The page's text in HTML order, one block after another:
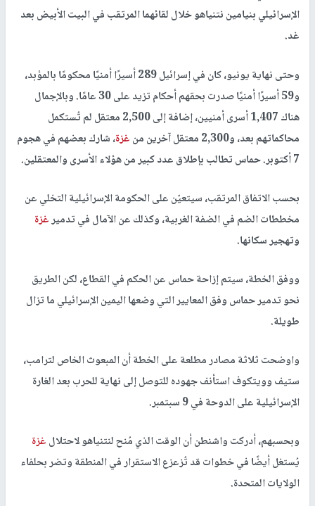
الإسرائيلي بنيامين نتنياهو خلال لقائهما المرتقب في البيت الأبيض بعد
غد.
وحتى نهاية يونيو، كان في إسرائيل 289 أسيرًا أمنيًا محكومًا بالمؤبد،
و59 أسيرًا أمنيًا صدرت بحقهم أحكام تزيد على 30 عامًا. وبالإجمال
هناك 1,407 أسرى أمنيين، إضافة إلى 2,500 معتقل لم تُستكمل
محاكماتهم بعد، و2,300 معتقل آخرين من
غزة، شارك بعضهم في هجوم
7 أكتوبر. حماس تطالب بإطلاق عدد كبير من هؤلاء الأسرى والمعتقلين.
بحسب الاتفاق المرتقب، سيتعيّن على الحكومة الإسرائيلية التخلي عن
مخططات الضم في الضفة الغربية، وكذلك عن الآمال في تدميرغزة
وتهجير سكانها.
ووفق الخطة، سيتم إزاحة حماس عن الحكم في القطاع، لكن الطريق
نحو تدمير حماس وفق المعايير التي وضعها اليمين الإسرائيلي ما تزال
طويلة.
واوضحت ثلاثة مصادر مطلعة على الخطة أن المبعوث الخاص لترامب،
ستيف وويتكوف استأنف جهوده للتوصل إلى نهاية للحرب بعد الغارة
الإسرائيلية على الدوحة في 9 سبتمبر.
وبحسبهم، أدركت واشنطن أن الوقت الذي مُنح لنتنياهو لاحتلالغزة
يُستغل أيضًا في خطوات قد تُزعزع الاستقرار في المنطقة وتضر بحلفاء
الولايات المتحدة.